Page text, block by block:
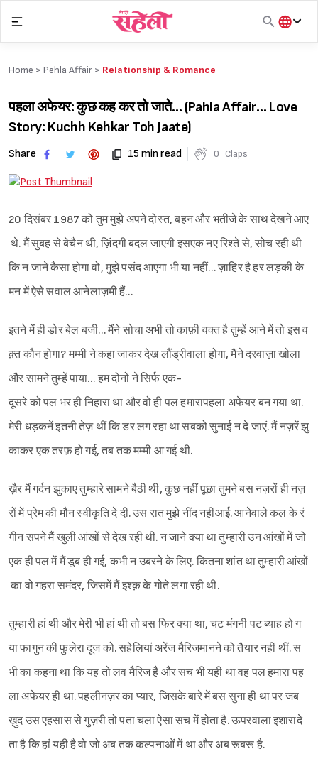
content
हिंदी
Home > Pehla Affair > Relationship & Romance
पहला अफेयर: कुछ कह कर तो जाते… (Pahla Affair… Love
Story: Kuchh Kehkar Toh Jaate)
Share 15 min read 0 Claps
20 दिसंबर 1987 को तुम मुझे अपने दोस्त, बहन और भतीजे के साथ देखने आए
थे. मैं सुबह से बेचैन थी, ज़िंदगी बदल जाएगी इसएक नए रिश्ते से, सोच रही थी
कि न जाने कैसा होगा वो, मुझे पसंद आएगा भी या नहीं… ज़ाहिर है हर लड़की के
मन में ऐसे सवाल आनेलाज़मी हैं…
इतने में ही डोर बेल बजी… मैंने सोचा अभी तो काफ़ी वक्त है तुम्हें आने में तो इस व
क़्त कौन होगा? मम्मी ने कहा जाकर देख लौंड्रीवाला होगा, मैंने दरवाज़ा खोला
और सामने तुम्हें पाया… हम दोनों ने सिर्फ एक-
दूसरे को पल भर ही निहारा था और वो ही पल हमारापहला अफेयर बन गया था.
मेरी धड़कनें इतनी तेज़ थीं कि डर लग रहा था सबको सुनाई न दे जाएं. मैं नज़रें झु
काकर एक तरफ़ हो गई, तब तक मम्मी आ गई थी.
ख़ैर मैं गर्दन झुकाए तुम्हारे सामने बैठी थी, कुछ नहीं पूछा तुमने बस नज़रों ही नज़
रों में प्रेम की मौन स्वीकृति दे दी. उस रात मुझे नींद नहींआई. आनेवाले कल के रं
गीन सपने मैं खुली आंखों से देख रही थी. न जाने क्या था तुम्हारी उन आंखों में जो
एक ही पल में मैं डूब ही गई, कभी न उबरने के लिए. कितना शांत था तुम्हारी आंखों
का वो गहरा समंदर, जिसमें मैं इश्क़ के गोते लगा रही थी.
तुम्हारी हां थी और मेरी भी हां थी तो बस फिर क्या था, चट मंगनी पट ब्याह हो ग
या फागुन की फुलेरा दूज को. सहेलियां अरेंज मैरिजमानने को तैयार नहीं थीं. स
भी का कहना था कि यह तो लव मैरिज है और सच भी यही था वह पल हमारा पह
ला अफेयर ही था. पहलीनज़र का प्यार, जिसके बारे में बस सुना ही था पर जब
ख़ुद उस एहसास से गुज़री तो पता चला ऐसा सच में होता है. ऊपरवाला इशारादे
ता है कि हां यही है वो जो अब तक कल्पनाओं में था और अब रूबरू है.